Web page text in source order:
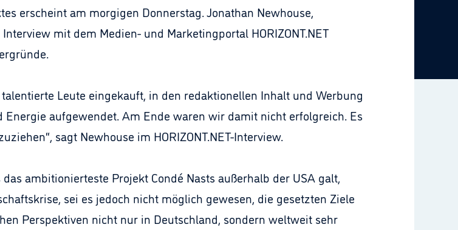
erscheint am morgigen Donnerstag. Jonathan Newhouse,
mit dem Medien- und Marketingportal HORIZONT.NET
Leute eingekauft, in den redaktionellen Inhalt und Werbung
aufgewendet. Am Ende waren wir damit nicht erfolgreich. Es
sagt Newhouse im HORIZONT.NET-Interview.
ambitionierteste Projekt Condé Nasts außerhalb der USA galt,
sei es jedoch nicht möglich gewesen, die gesetzten Ziele
Perspektiven nicht nur in Deutschland, sondern weltweit sehr